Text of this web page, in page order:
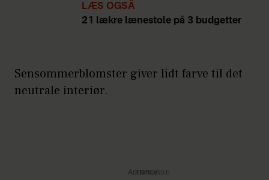
LÆS OGSÅ
21 lækre lænestole på 3 budgetter
Sensommerblomster giver lidt farve til det
neutrale interiør.
Annonce